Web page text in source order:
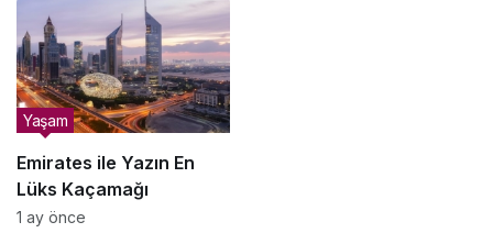
Emirates ile Yazın En
Lüks Kaçamağı
Yaşam
1 ay önce